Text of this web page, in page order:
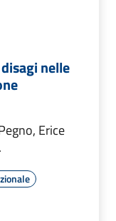
nelle
Erice